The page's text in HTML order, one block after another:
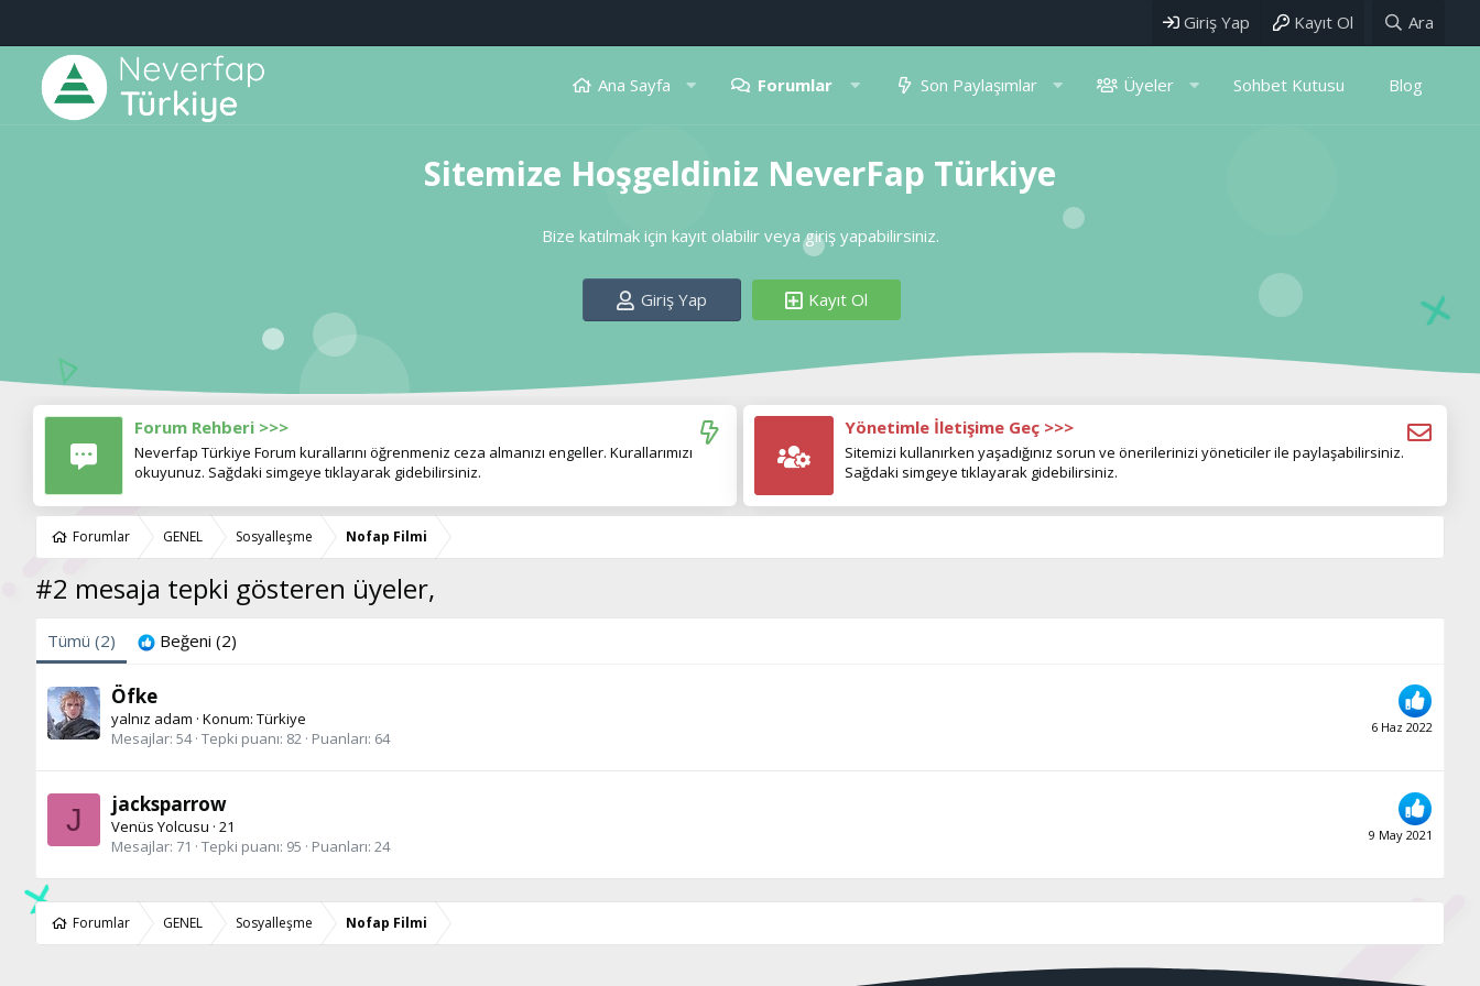
Giriş Yap Kayıt Ol Ara
Ana Sayfa Forumlar Son Paylaşımlar Üyeler Sohbet Kutusu Blog
Sitemize Hoşgeldiniz NeverFap Türkiye
Bize katılmak için kayıt olabilir veya giriş yapabilirsiniz.
Giriş Yap Kayıt Ol
Forum Rehberi >>>
Neverfap Türkiye Forum kurallarını öğrenmeniz ceza almanızı engeller. Kurallarımızı
okuyunuz. Sağdaki simgeye tıklayarak gidebilirsiniz.
Yönetimle İletişime Geç >>>
Sitemizi kullanırken yaşadığınız sorun ve önerilerinizi yöneticiler ile paylaşabilirsiniz.
Sağdaki simgeye tıklayarak gidebilirsiniz.
Forumlar GENEL Sosyalleşme Nofap Filmi
#2 mesaja tepki gösteren üyeler,
Tümü (2) Beğeni (2)
6 Haz 2022
Öfke
yalnız adam · Konum: Türkiye
Mesajlar 54 Tepki puanı 82 Puanları 64
J 9 May 2021
jacksparrow
Venüs Yolcusu · 21
Mesajlar 71 Tepki puanı 95 Puanları 24
Forumlar GENEL Sosyalleşme Nofap Filmi